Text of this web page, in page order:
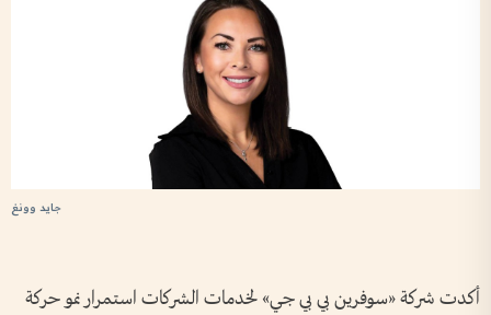
جايد وونغ
أكدت شركة «سوفرين بي بي جي» لخدمات الشركات استمرار نمو حركة